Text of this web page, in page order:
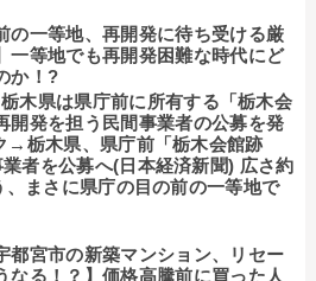
の一等地、再開発に待ち受ける厳
一等地でも再開発困難な時代にど
か！?
木県は県庁前に所有する「栃木会
開発を担う民間事業者の公募を発
→栃木県、県庁前「栃木会館跡
者を公募へ(日本経済新聞) 広さ約
まさに県庁の目の前の一等地で
都宮市の新築マンション、リセー
なる！？】価格高騰前に買った人